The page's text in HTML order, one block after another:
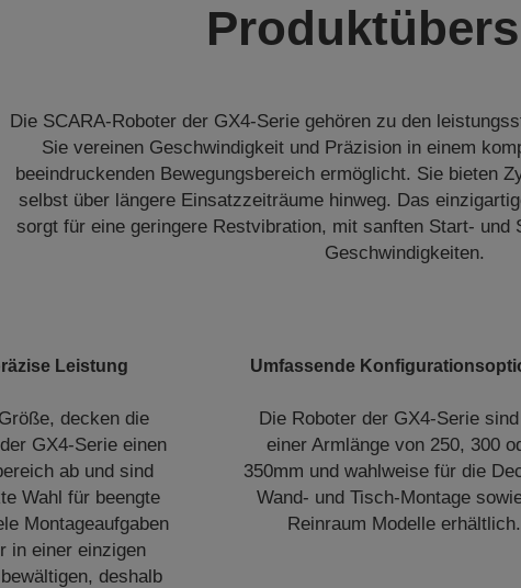
Die SCARA-Roboter der GX4-Serie gehören zu den
Sie vereinen Geschwindigkeit und Präzision in einem
beeindruckenden Bewegungsbereich ermöglicht. Sie bieten
selbst über längere Einsatzzeiträume hinweg. Das
sorgt für eine geringere Restvibration, mit sanften Start- und
Geschwindigkeiten.
Leistung
decken die
GX4-Serie einen
ab und sind
Wahl für beengte
Montageaufgaben
in einer einzigen
deshalb
Umfassende
Die Roboter der GX4-Serie
einer Armlänge von 250, 300
350mm und wahlweise für die
Wand- und Tisch-Montage
Reinraum Modelle erhältlich.